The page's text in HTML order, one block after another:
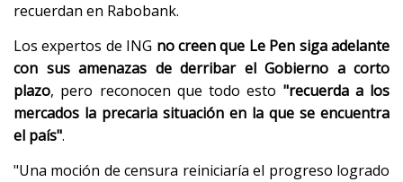
recuerdan en Rabobank.
Los expertos de ING no creen que Le Pen siga adelante
con sus amenazas de derribar el Gobierno a corto
plazo, pero reconocen que todo esto "recuerda a los
mercados la precaria situación en la que se encuentra
el país".
"Una moción de censura reiniciaría el progreso logrado